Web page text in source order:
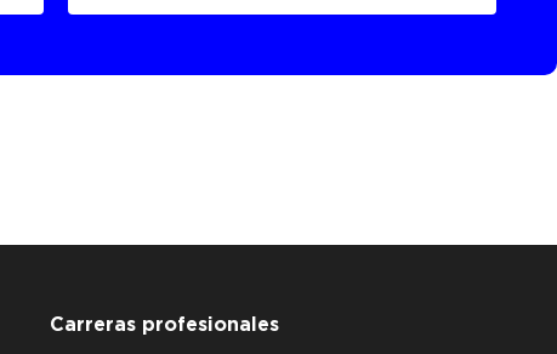
Carreras profesionales